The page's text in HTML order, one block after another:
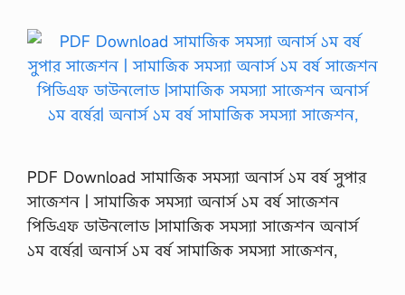
PDF Download সামাজিক সমস্যা অনার্স ১ম বর্ষ সুপার
সাজেশন | সামাজিক সমস্যা অনার্স ১ম বর্ষ সাজেশন
পিডিএফ ডাউনলোড |সামাজিক সমস্যা সাজেশন অনার্স
১ম বর্ষের| অনার্স ১ম বর্ষ সামাজিক সমস্যা সাজেশন,